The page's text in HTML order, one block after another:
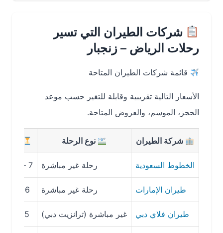
شركات الطيران التي تسير
رحلات الرياض – زنجبار
قائمة شركات الطيران المتاحة
الأسعار التالية تقريبية وقابلة للتغير حسب موعد
الحجز، الموسم، والعروض المتاحة.
شركة الطيران نوع الرحلة مدة الرحلة
الخطوط السعودية رحلة غير مباشرة 7 – 10 ساعات
طيران الإمارات رحلة غير مباشرة 6 – 8 ساعات
طيران فلاي دبي غير مباشرة (ترانزيت دبي) 5 – 7 ساعات